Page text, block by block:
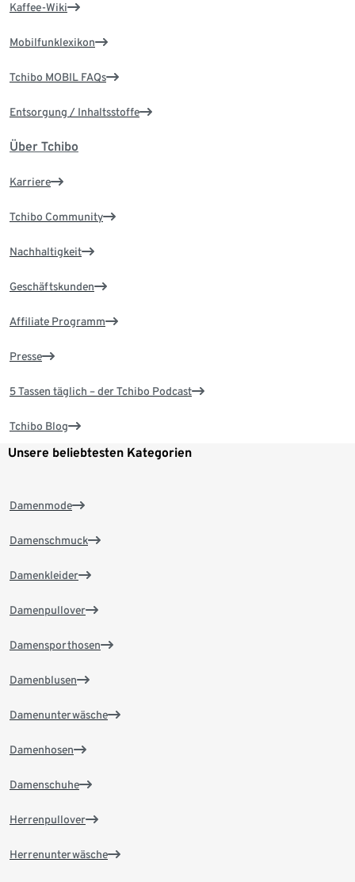
Kaffee-Wiki
Mobilfunklexikon
Tchibo MOBIL FAQs
Entsorgung / Inhaltsstoffe
Über Tchibo
Karriere
Tchibo Community
Nachhaltigkeit
Geschäftskunden
Affiliate Programm
Presse
5 Tassen täglich – der Tchibo Podcast
Tchibo Blog
Unsere beliebtesten Kategorien
Damenmode
Damenschmuck
Damenkleider
Damenpullover
Damensporthosen
Damenblusen
Damenunterwäsche
Damenhosen
Damenschuhe
Herrenpullover
Herrenunterwäsche